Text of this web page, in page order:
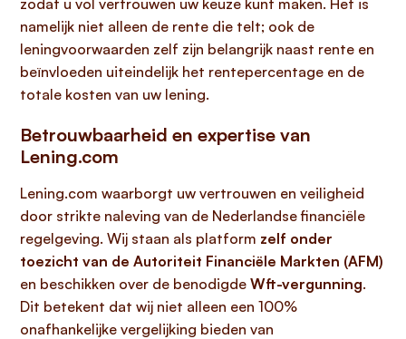
zodat u vol vertrouwen uw keuze kunt maken. Het is
namelijk niet alleen de rente die telt; ook de
leningvoorwaarden zelf zijn belangrijk naast rente en
beïnvloeden uiteindelijk het rentepercentage en de
totale kosten van uw lening.
Betrouwbaarheid en expertise van
Lening.com
Lening.com waarborgt uw vertrouwen en veiligheid
door strikte naleving van de Nederlandse financiële
regelgeving. Wij staan als platform zelf onder
toezicht van de Autoriteit Financiële Markten (AFM)
en beschikken over de benodigde Wft-vergunning.
Dit betekent dat wij niet alleen een 100%
onafhankelijke vergelijking bieden van